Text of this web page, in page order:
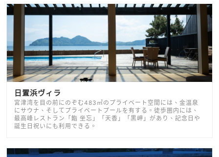
日置浜ヴィラ
宮津湾を目の前にのぞむ483㎡のプライベート空間には、金温泉
にサウナ、そしてプライベートプールを有する。徒歩圏内には、
最高峰レストラン「鮨 坐忘」「天香」「黒岬」があり、記念日や
誕生日祝いにも利用できる。